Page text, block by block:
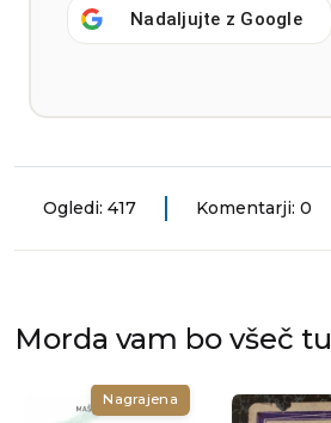
Nadaljujte z Google
Ogledi: 417 Komentarji: 0
Morda vam bo všeč
Nagrajena